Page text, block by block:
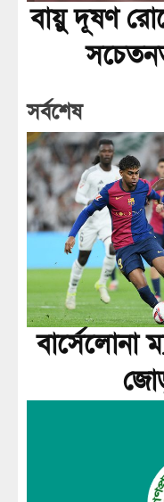
বায়ু দূষণ
সর্বশেষ
বার্সেলোনা